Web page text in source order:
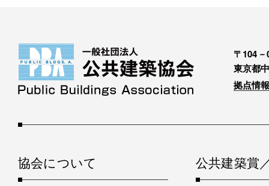
〒104－
東京都
拠点情
協会について 公共建築賞